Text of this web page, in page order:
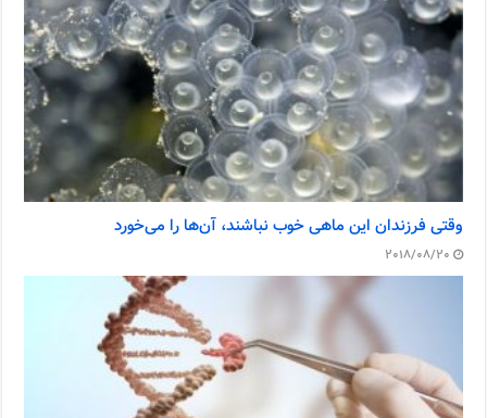
وقتی فرزندان این ماهی خوب نباشند، آن‌ها را می‌خورد
2018/08/20